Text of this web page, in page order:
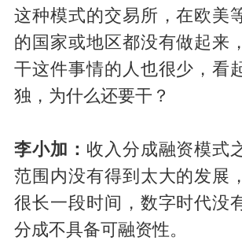
这种模式的交易所，在欧美
的国家或地区都没有做起来
干这件事情的人也很少，看
独，为什么还要干？
李小加： 收入分成融资模式
范围内没有得到太大的发展
很长一段时间，数字时代没
分成不具备可融资性。